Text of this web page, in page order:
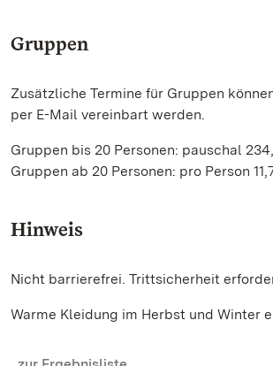
Gruppen
Zusätzliche Termine für Gruppen
per E-Mail vereinbart werden.
Gruppen bis 20 Personen: pauschal
Gruppen ab 20 Personen: pro Person
Hinweis
Nicht barrierefrei. Trittsicherheit
Warme Kleidung im Herbst und Winter